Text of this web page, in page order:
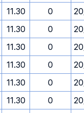
11.30 0
11.30 0
11.30 0
11.30 0
11.30 0
11.30 0